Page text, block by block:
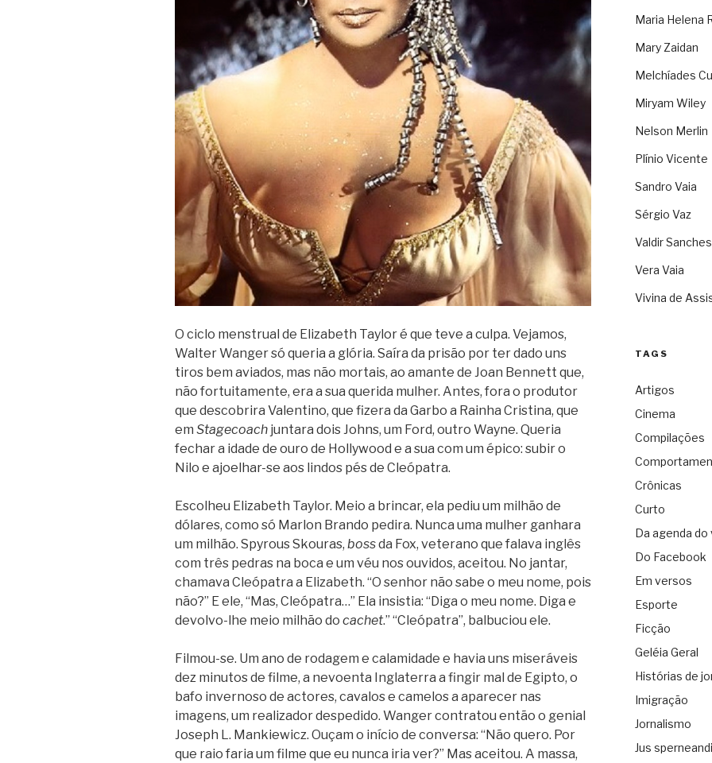
O ciclo menstrual de Elizabeth Taylor é que teve a culpa. Vejamos,
Walter Wanger só queria a glória. Saíra da prisão por ter dado uns
tiros bem aviados, mas não mortais, ao amante de Joan Bennett que,
não fortuitamente, era a sua querida mulher. Antes, fora o produtor
que descobrira Valentino, que fizera da Garbo a Rainha Cristina, que
em Stagecoach juntara dois Johns, um Ford, outro Wayne. Queria
fechar a idade de ouro de Hollywood e a sua com um épico: subir o
Nilo e ajoelhar-se aos lindos pés de Cleópatra.
Escolheu Elizabeth Taylor. Meio a brincar, ela pediu um milhão de
dólares, como só Marlon Brando pedira. Nunca uma mulher ganhara
um milhão. Spyrous Skouras, bossda Fox, veterano que falava inglês
com três pedras na boca e um véu nos ouvidos, aceitou. No jantar,
chamava Cleópatra a Elizabeth. “O senhor não sabe o meu nome, pois
não?” E ele, “Mas, Cleópatra…” Ela insistia: “Diga o meu nome. Diga e
devolvo-lhe meio milhão do cachet.” “Cleópatra”, balbuciou ele.
Filmou-se. Um ano de rodagem e calamidade e havia uns miseráveis
dez minutos de filme, a nevoenta Inglaterra a fingir mal de Egipto, o
bafo invernoso de actores, cavalos e camelos a aparecer nas
imagens, um realizador despedido. Wanger contratou então o genial
Joseph L. Mankiewicz. Ouçam o início de conversa: “Não quero. Por
que raio faria um filme que eu nunca iria ver?” Mas aceitou. A massa,
Maria Helena
Mary Zaidan
Melchíades
Miryam Wiley
Nelson Merlin
Plínio Vicente
Sandro Vaia
Sérgio Vaz
Valdir Sanches
Vera Vaia
Vivina de
TAGS
Artigos
Cinema
Compilações
Crônicas
Curto
Da agenda do
Do Facebook
Em versos
Esporte
Ficção
Geléia Geral
Histórias de
Imigração
Jornalismo
Jus sperneandi